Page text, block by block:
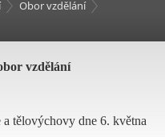
Obor vzdělání
vzdělání
tělovýchovy dne 6. května